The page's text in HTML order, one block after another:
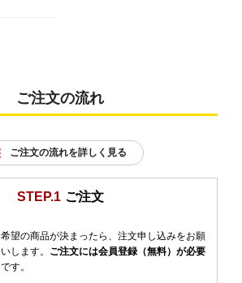
ご注文の流れ
ご注文の流れを詳しく見る
STEP.1 ご注文
希望の商品が決まったら、注文申し込みをお願
いします。 ご注文には会員登録（無料）が必要
です。